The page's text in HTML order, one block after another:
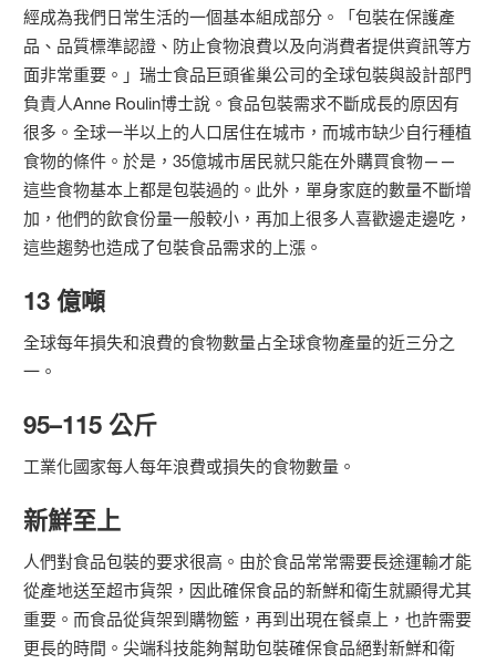
經成為我們日常生活的一個基本組成部分。「包裝在保護產
品、品質標準認證、防止食物浪費以及向消費者提供資訊等方
面非常重要。」瑞士食品巨頭雀巢公司的全球包裝與設計部門
負責人Anne Roulin博士說。食品包裝需求不斷成長的原因有
很多。全球一半以上的人口居住在城市，而城市缺少自行種植
食物的條件。於是，35億城市居民就只能在外購買食物——
這些食物基本上都是包裝過的。此外，單身家庭的數量不斷增
加，他們的飲食份量一般較小，再加上很多人喜歡邊走邊吃，
這些趨勢也造成了包裝食品需求的上漲。
13 億噸
全球每年損失和浪費的食物數量占全球食物產量的近三分之
一。
95–115 公斤
工業化國家每人每年浪費或損失的食物數量。
新鮮至上
人們對食品包裝的要求很高。由於食品常常需要長途運輸才能
從產地送至超市貨架，因此確保食品的新鮮和衛生就顯得尤其
重要。而食品從貨架到購物籃，再到出現在餐桌上，也許需要
更長的時間。尖端科技能夠幫助包裝確保食品絕對新鮮和衛